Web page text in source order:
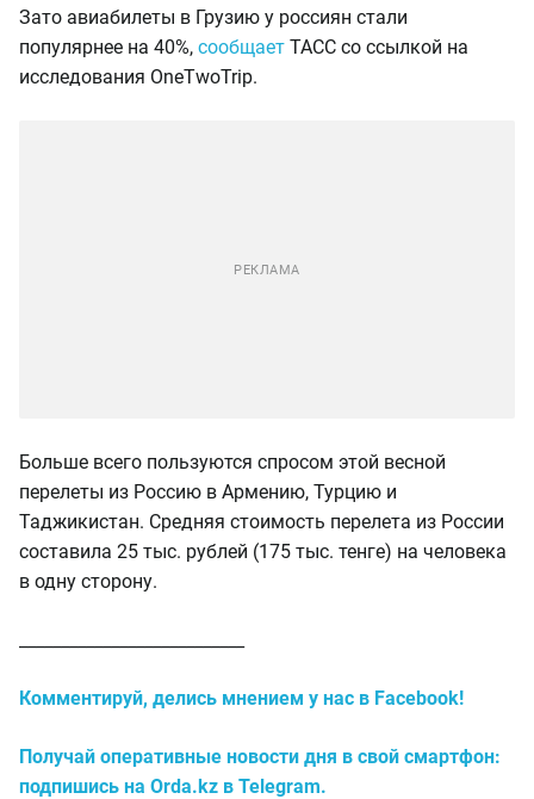
Зато авиабилеты в Грузию у россиян стали
популярнее на 40%, сообщает ТАСС со ссылкой на
исследования OneTwoTrip.
Больше всего пользуются спросом этой весной
перелеты из Россию в Армению, Турцию и
Таджикистан. Средняя стоимость перелета из России
составила 25 тыс. рублей (175 тыс. тенге) на человека
в одну сторону.
Комментируй, делись мнением у нас в Facebook!
Получай оперативные новости дня в свой смартфон:
подпишись на Orda.kz в Telegram.